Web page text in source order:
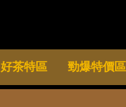
好茶特區 勁爆特價區